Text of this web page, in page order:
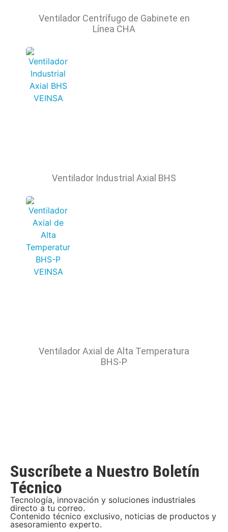
Ventilador Centrífugo de Gabinete en
Línea CHA
Ventilador Industrial Axial BHS
Ventilador Axial de Alta Temperatura
BHS-P
Suscríbete a Nuestro Boletín
Técnico
Tecnología, innovación y soluciones industriales
directo a tu correo.
Contenido técnico exclusivo, noticias de productos y
asesoramiento experto.